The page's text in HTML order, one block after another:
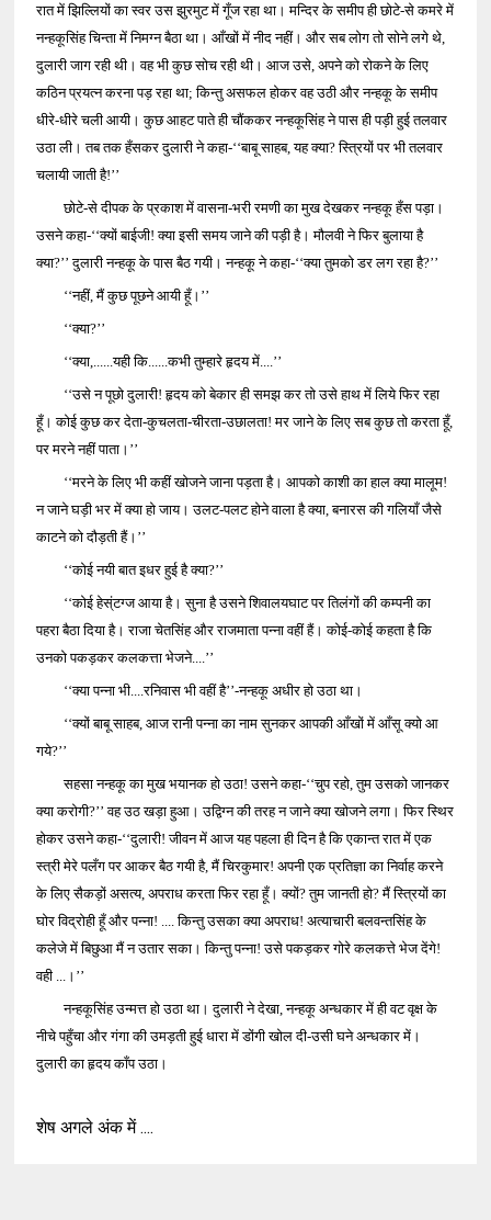
रात में झिल्लियों का स्वर उस झुरमुट में गूँज रहा था। मन्दिर के समीप ही छोटे-से कमरे में
नन्हकूसिंह चिन्ता में निमग्न बैठा था। आँखों में नीद नहीं। और सब लोग तो सोने लगे थे,
दुलारी जाग रही थी। वह भी कुछ सोच रही थी। आज उसे, अपने को रोकने के लिए
कठिन प्रयत्न करना पड़ रहा था; किन्तु असफल होकर वह उठी और नन्हकू के समीप
धीरे-धीरे चली आयी। कुछ आहट पाते ही चौंककर नन्हकूसिंह ने पास ही पड़ी हुई तलवार
उठा ली। तब तक हँसकर दुलारी ने कहा-‘‘बाबू साहब, यह क्या? स्त्रियों पर भी तलवार
चलायी जाती है!’’
छोटे-से दीपक के प्रकाश में वासना-भरी रमणी का मुख देखकर नन्हकू हँस पड़ा।
उसने कहा-‘‘क्यों बाईजी! क्या इसी समय जाने की पड़ी है। मौलवी ने फिर बुलाया है
क्या?’’ दुलारी नन्हकू के पास बैठ गयी। नन्हकू ने कहा-‘‘क्या तुमको डर लग रहा है?’’
‘‘नहीं, मैं कुछ पूछने आयी हूँ।’’
‘‘क्या?’’
‘‘क्या,......यही कि......कभी तुम्हारे हृदय में....’’
‘‘उसे न पूछो दुलारी! हृदय को बेकार ही समझ कर तो उसे हाथ में लिये फिर रहा
हूँ। कोई कुछ कर देता-कुचलता-चीरता-उछालता! मर जाने के लिए सब कुछ तो करता हूँ,
पर मरने नहीं पाता।’’
‘‘मरने के लिए भी कहीं खोजने जाना पड़ता है। आपको काशी का हाल क्या मालूम!
न जाने घड़ी भर में क्या हो जाय। उलट-पलट होने वाला है क्या, बनारस की गलियाँ जैसे
काटने को दौड़ती हैं।’’
‘‘कोई नयी बात इधर हुई है क्या?’’
‘‘कोई हेस्ंटग्ज आया है। सुना है उसने शिवालयघाट पर तिलंगों की कम्पनी का
पहरा बैठा दिया है। राजा चेतसिंह और राजमाता पन्ना वहीं हैं। कोई-कोई कहता है कि
उनको पकड़कर कलकत्ता भेजने....’’
‘‘क्या पन्ना भी....रनिवास भी वहीं है’’-नन्हकू अधीर हो उठा था।
‘‘क्यों बाबू साहब, आज रानी पन्ना का नाम सुनकर आपकी आँखों में आँसू क्यो आ
गये?’’
सहसा नन्हकू का मुख भयानक हो उठा! उसने कहा-‘‘चुप रहो, तुम उसको जानकर
क्या करोगी?’’ वह उठ खड़ा हुआ। उद्विग्न की तरह न जाने क्या खोजने लगा। फिर स्थिर
होकर उसने कहा-‘‘दुलारी! जीवन में आज यह पहला ही दिन है कि एकान्त रात में एक
स्त्री मेरे पलँग पर आकर बैठ गयी है, मैं चिरकुमार! अपनी एक प्रतिज्ञा का निर्वाह करने
के लिए सैकड़ों असत्य, अपराध करता फिर रहा हूँ। क्यों? तुम जानती हो? मैं स्त्रियों का
घोर विद्रोही हूँ और पन्ना! .... किन्तु उसका क्या अपराध! अत्याचारी बलवन्तसिंह के
कलेजे में बिछुआ मैं न उतार सका। किन्तु पन्ना! उसे पकड़कर गोरे कलकत्ते भेज देंगे!
वही ...।’’
नन्हकूसिंह उन्मत्त हो उठा था। दुलारी ने देखा, नन्हकू अन्धकार में ही वट वृक्ष के
नीचे पहुँचा और गंगा की उमड़ती हुई धारा में डोंगी खोल दी-उसी घने अन्धकार में।
दुलारी का हृदय काँप उठा।
शेष अगले अंक में ....